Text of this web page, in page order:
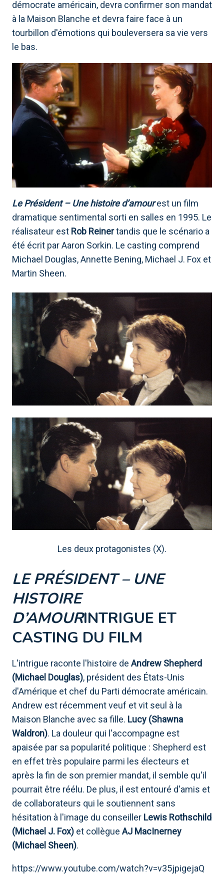
démocrate américain, devra confirmer son mandat
à la Maison Blanche et devra faire face à un
tourbillon d'émotions qui bouleversera sa vie vers
le bas.
Le Président – ​​Une histoire d’amourest un film
dramatique sentimental sorti en salles en 1995. Le
réalisateur est Rob Reinertandis que le scénario a
été écrit par Aaron Sorkin. Le casting comprend
Michael Douglas, Annette Bening, Michael J. Fox et
Martin Sheen.
Les deux protagonistes (X).
LE PRÉSIDENT – ​​UNE
HISTOIRE
D’AMOURINTRIGUE ET
CASTING DU FILM
L'intrigue raconte l'histoire de Andrew Shepherd
(Michael Douglas), président des États-Unis
d'Amérique et chef du Parti démocrate américain.
Andrew est récemment veuf et vit seul à la
Maison Blanche avec sa fille. Lucy (Shawna
Waldron). La douleur qui l'accompagne est
apaisée par sa popularité politique : Shepherd est
en effet très populaire parmi les électeurs et
après la fin de son premier mandat, il semble qu'il
pourrait être réélu. De plus, il est entouré d'amis et
de collaborateurs qui le soutiennent sans
hésitation à l'image du conseiller Lewis Rothschild
(Michael J. Fox) et collègue AJ MacInerney
(Michael Sheen).
https://www.youtube.com/watch?v=v35jpigejaQ